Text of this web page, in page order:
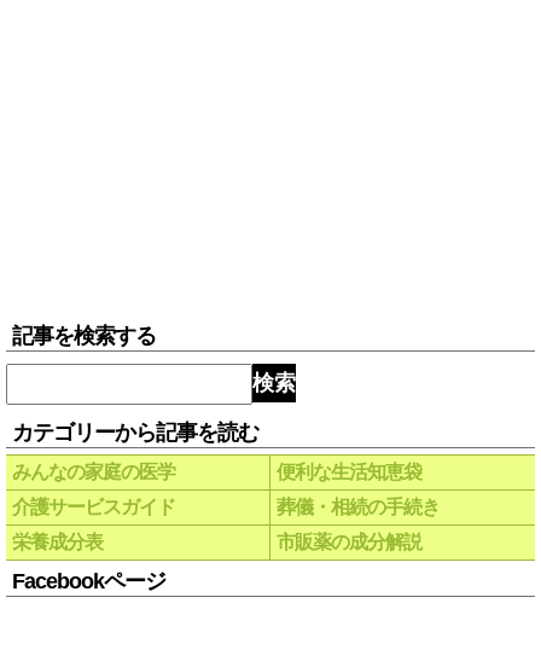
記事を検索する
検索
カテゴリーから記事を読む
みんなの家庭の医学
便利な生活知恵袋
介護サービスガイド
葬儀・相続の手続き
栄養成分表
市販薬の成分解説
Facebookページ